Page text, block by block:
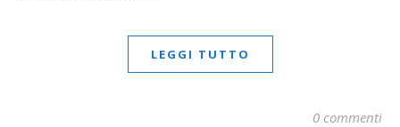
LEGGI TUTTO
0 commenti